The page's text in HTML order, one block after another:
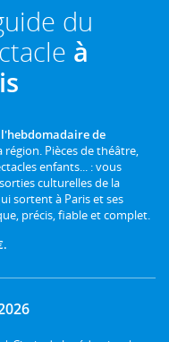
du
à
l'hebdomadaire de
région. Pièces de théâtre,
enfants... : vous
culturelles de la
sortent à Paris et ses
précis, fiable et complet.